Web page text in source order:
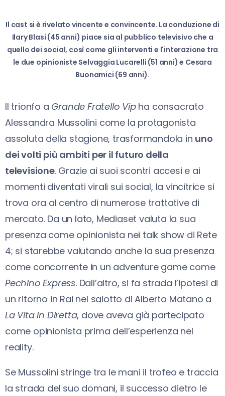
Il cast si è rivelato vincente e convincente. La conduzione di
Ilary Blasi (45 anni) piace sia al pubblico televisivo che a
quello dei social, così come gli interventi e l'interazione tra
le due opinioniste Selvaggia Lucarelli (51 anni) e Cesara
Buonamici (69 anni).
Il trionfo a Grande Fratello Vipha consacrato
Alessandra Mussolini come la protagonista
assoluta della stagione, trasformandola in uno
dei volti più ambiti per il futuro della
televisione. Grazie ai suoi scontri accesi e ai
momenti diventati virali sui social, la vincitrice si
trova ora al centro di numerose trattative di
mercato. Da un lato, Mediaset valuta la sua
presenza come opinionista nei talk show di Rete
4; si starebbe valutando anche la sua presenza
come concorrente in un adventure game come
Pechino Express. Dall’altro, si fa strada l’ipotesi di
un ritorno in Rai nel salotto di Alberto Matano a
La Vita in Diretta, dove aveva già partecipato
come opinionista prima dell’esperienza nel
reality.
Se Mussolini stringe tra le mani il trofeo e traccia
la strada del suo domani, il successo dietro le